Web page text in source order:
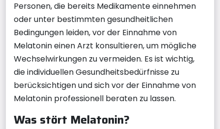
Personen, die bereits Medikamente einnehmen
oder unter bestimmten gesundheitlichen
Bedingungen leiden, vor der Einnahme von
Melatonin einen Arzt konsultieren, um mögliche
Wechselwirkungen zu vermeiden. Es ist wichtig,
die individuellen Gesundheitsbedürfnisse zu
berücksichtigen und sich vor der Einnahme von
Melatonin professionell beraten zu lassen.
Was stört Melatonin?